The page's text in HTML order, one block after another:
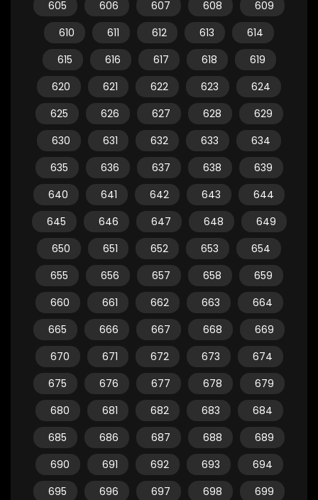
605
606 607 608
609
610
611 612 613
614
615
616 617 618
619
620
621 622 623
624
625
626 627 628
629
630
631 632 633
634
635
636 637 638
639
640
641 642 643
644
645
646 647 648
649
650
651 652 653
654
655
656 657 658
659
660
661 662 663
664
665
666 667 668
669
670
671 672 673
674
675
676 677 678
679
680
681 682 683
684
685
686 687 688
689
690
691 692 693
694
695
696 697 698
699